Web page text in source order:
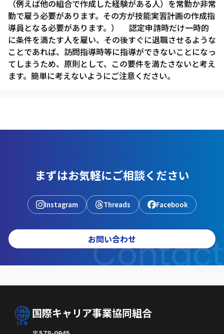
（例えば他の組合で作成した経験がある人）を常勤か非常
勤で雇う必要があります。その方が技能実習計画の作成指
導員となる必要があります。） 認定申請時だけ一時的
に条件を満たす人を雇い、その後すぐに退職させるような
ことであれば、訪問指導時等に指導ができないことになっ
てしまうため、原則として、この要件を満たさないと考え
ます。簡単に考えないようにご注意ください。
まずはお気軽にご相談ください
Instagram Threads Facebook
お問い合わせ
Contact
国際キャリア事業協同組合